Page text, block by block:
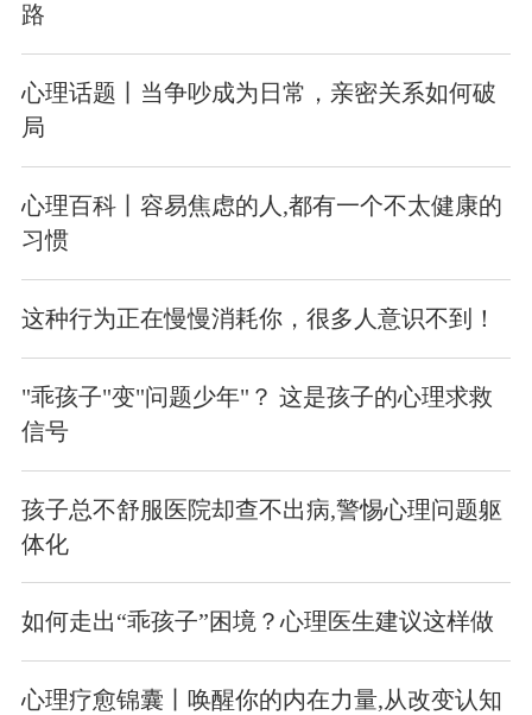
路
心理话题丨当争吵成为日常，亲密关系如何破
局
心理百科丨容易焦虑的人,都有一个不太健康的
习惯
这种行为正在慢慢消耗你，很多人意识不到！
"乖孩子"变"问题少年"？ 这是孩子的心理求救
信号
孩子总不舒服医院却查不出病,警惕心理问题躯
体化
如何走出“乖孩子”困境？心理医生建议这样做
心理疗愈锦囊丨唤醒你的内在力量,从改变认知